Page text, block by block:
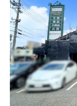
村上・関川
新発
三条・加茂・田上
長岡・見附
小千
柏崎・刈羽・出雲崎
パン・ベーカリー
旨辛・激辛
定食
日本酒・新潟清酒
ケーキ・パフェ
忘新年会・歓送迎会
ビルボードプレイスBP
リバーサイド千秋
官公庁・自治体
上越・妙高・糸魚
火曜セール
オー
周年祭・感謝祭セー